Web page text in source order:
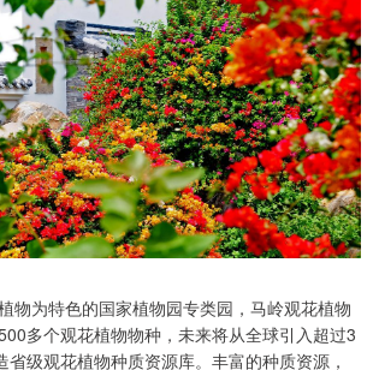
物为特色的国家植物园专类园，马岭观花植物
多个观花植物物种，未来将从全球引入超过3
级观花植物种质资源库。丰富的种质资源，